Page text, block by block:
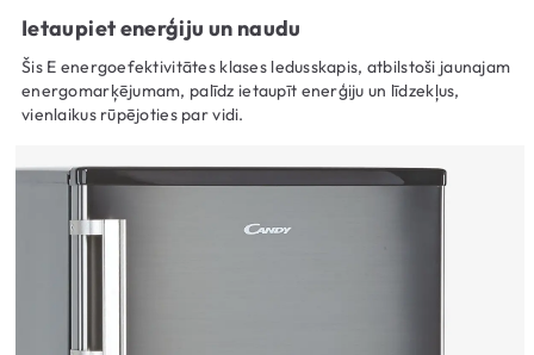
Ietaupiet enerģiju un naudu
Šis E energoefektivitātes klases ledusskapis, atbilstoši jaunajam
energomarķējumam, palīdz ietaupīt enerģiju un līdzekļus,
vienlaikus rūpējoties par vidi.